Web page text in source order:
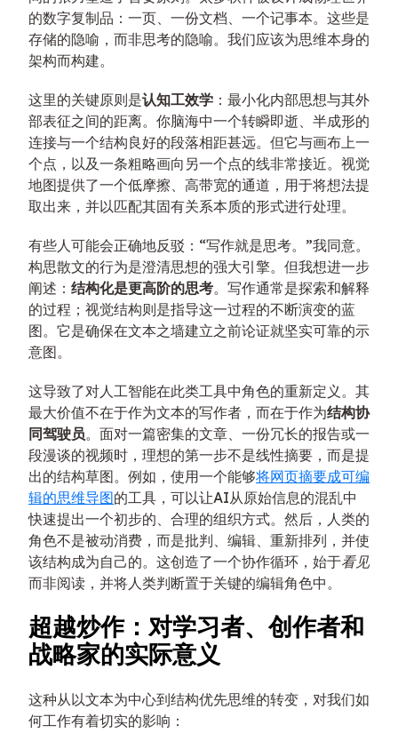
的数字复制品：一页、一份文档、一个记事本。这些是
存储的隐喻，而非思考的隐喻。我们应该为思维本身的
架构而构建。
这里的关键原则是认知工效学 ：最小化内部思想与其外
部表征之间的距离。你脑海中一个转瞬即逝、半成形的
连接与一个结构良好的段落相距甚远。但它与画布上一
个点，以及一条粗略画向另一个点的线非常接近。视觉
地图提供了一个低摩擦、高带宽的通道，用于将想法提
取出来，并以匹配其固有关系本质的形式进行处理。
有些人可能会正确地反驳：“写作就是思考。”我同意。
构思散文的行为是澄清思想的强大引擎。但我想进一步
阐述： 结构化是更高阶的思考。写作通常是探索和解释
的过程；视觉结构则是指导这一过程的不断演变的蓝
图。它是确保在文本之墙建立之前论证就坚实可靠的示
意图。
这导致了对人工智能在此类工具中角色的重新定义。其
最大价值不在于作为文本的写作者，而在于作为结构协
同驾驶员。面对一篇密集的文章、一份冗长的报告或一
段漫谈的视频时，理想的第一步不是线性摘要，而是提
出的结构草图。例如，使用一个能够将网页摘要成可编
辑的思维导图的工具，可以让AI从原始信息的混乱中
快速提出一个初步的、合理的组织方式。然后，人类的
角色不是被动消费，而是批判、编辑、重新排列，并使
该结构成为自己的。这创造了一个协作循环，始于看见
而非阅读，并将人类判断置于关键的编辑角色中。
超越炒作：对学习者、创作者和
战略家的实际意义
这种从以文本为中心到结构优先思维的转变，对我们如
何工作有着切实的影响：